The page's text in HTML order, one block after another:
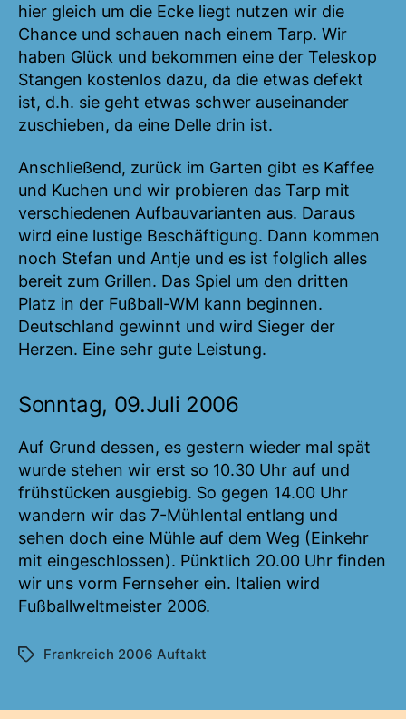
hier gleich um die Ecke liegt nutzen wir die
Chance und schauen nach einem Tarp. Wir
haben Glück und bekommen eine der Teleskop
Stangen kostenlos dazu, da die etwas defekt
ist, d.h. sie geht etwas schwer auseinander
zuschieben, da eine Delle drin ist.
Anschließend, zurück im Garten gibt es Kaffee
und Kuchen und wir probieren das Tarp mit
verschiedenen Aufbauvarianten aus. Daraus
wird eine lustige Beschäftigung. Dann kommen
noch Stefan und Antje und es ist folglich alles
bereit zum Grillen. Das Spiel um den dritten
Platz in der Fußball-WM kann beginnen.
Deutschland gewinnt und wird Sieger der
Herzen. Eine sehr gute Leistung.
Sonntag, 09.Juli 2006
Auf Grund dessen, es gestern wieder mal spät
wurde stehen wir erst so 10.30 Uhr auf und
frühstücken ausgiebig. So gegen 14.00 Uhr
wandern wir das 7-Mühlental entlang und
sehen doch eine Mühle auf dem Weg (Einkehr
mit eingeschlossen). Pünktlich 20.00 Uhr finden
wir uns vorm Fernseher ein. Italien wird
Fußballweltmeister 2006.
Schlagwörter
Frankreich 2006 Auftakt